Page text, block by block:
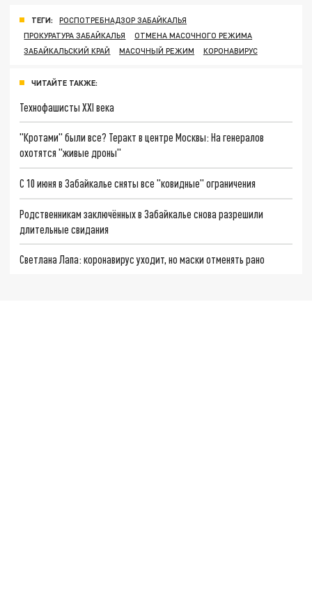
ТЕГИ:
РОСПОТРЕБНАДЗОР ЗАБАЙКАЛЬЯ
ПРОКУРАТУРА ЗАБАЙКАЛЬЯ
ОТМЕНА МАСОЧНОГО РЕЖИМА
ЗАБАЙКАЛЬСКИЙ КРАЙ
МАСОЧНЫЙ РЕЖИМ КОРОНАВИРУС
ЧИТАЙТЕ ТАКЖЕ:
Технофашисты XXI века
"Кротами" были все? Теракт в центре Москвы: На генералов
охотятся "живые дроны"
С 10 июня в Забайкалье сняты все "ковидные" ограничения
Родственникам заключённых в Забайкалье снова разрешили
длительные свидания
Светлана Лапа: коронавирус уходит, но маски отменять рано